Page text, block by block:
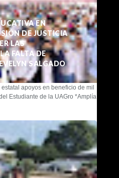
EN
DE JUSTICIA
LAS
FALTA DE
SALGADO
apoyos en beneficio de mil
Estudiante de la UAGro *Amplía